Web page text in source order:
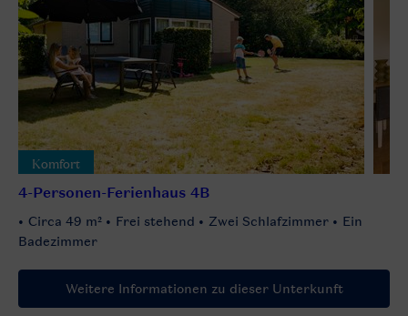
Komfort
4-Personen-Ferienhaus 4B
Circa 49 m² Frei stehend Zwei Schlafzimmer
Ein
Badezimmer
Weitere Informationen zu dieser Unterkunft